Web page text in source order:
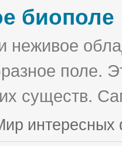
биополе
неживое
поле.
существ.
интересных